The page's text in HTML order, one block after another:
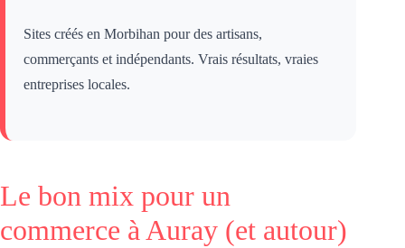
Sites créés en Morbihan pour des artisans,
commerçants et indépendants. Vrais résultats, vraies
entreprises locales.
Le bon mix pour un
commerce à Auray (et autour)